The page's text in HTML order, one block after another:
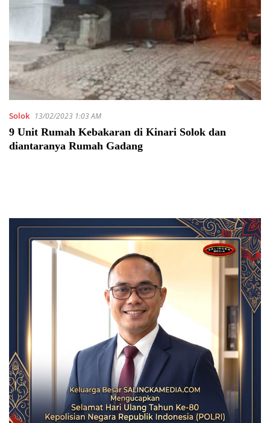
Solok 13/02/2023 1:03 AM
9 Unit Rumah Kebakaran di Kinari Solok dan
diantaranya Rumah Gadang